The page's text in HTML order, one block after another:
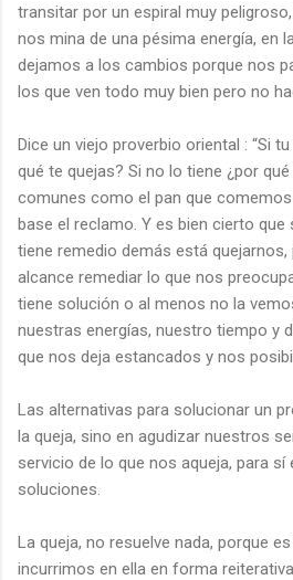
transitar por un espiral muy
nos mina de una pésima energía, en
dejamos a los cambios porque nos
los que ven todo muy bien pero no
Dice un viejo proverbio oriental : “Si
qué te quejas? Si no lo tiene ¿por
comunes como el pan que
base el reclamo. Y es bien cierto que
tiene remedio demás está
alcance remediar lo que nos
tiene solución o al menos no la
nuestras energías, nuestro tiempo y
que nos deja estancados y nos
Las alternativas para solucionar un
la queja, sino en agudizar nuestros
servicio de lo que nos aqueja, para
soluciones.
La queja, no resuelve nada, porque
incurrimos en ella en forma